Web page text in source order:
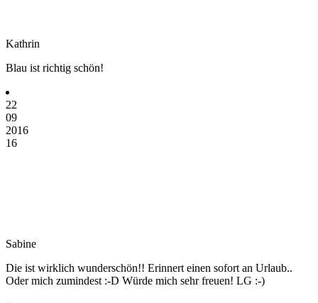
Kathrin
Blau ist richtig schön!
22
09
2016
16
Sabine
Die ist wirklich wunderschön!! Erinnert einen sofort an Urlaub..
Oder mich zumindest :-D Würde mich sehr freuen! LG :-)